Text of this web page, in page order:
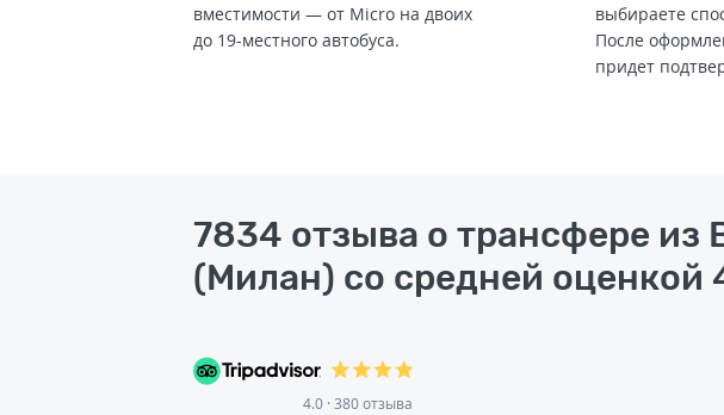
вместимости — от Micro на двоих
до 19-местного автобуса.
выбираете
После
придет
7834 отзыва о трансфере из
(Милан) со средней оценкой
4.0 · 380 отзыва